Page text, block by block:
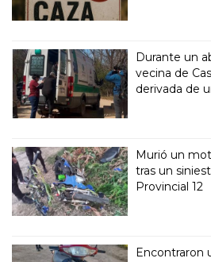
Durante un
vecina de
derivada de
Murió un
tras un
Provincial 12
Encontraron